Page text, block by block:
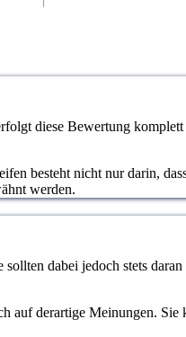
diese Bewertung
besteht nicht nur darin,
werden.
dabei jedoch stets
auf derartige Meinungen. Sie